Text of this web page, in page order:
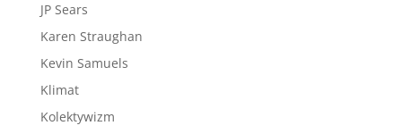
JP Sears
Karen Straughan
Kevin Samuels
Klimat
Kolektywizm